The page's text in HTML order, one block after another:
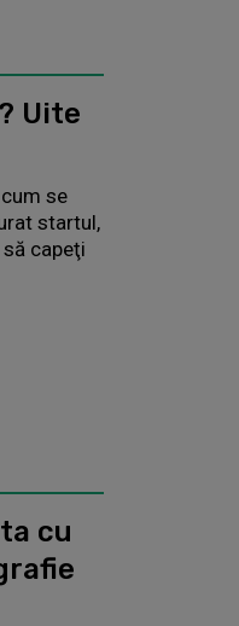
Uite
se
startul,
capeţi
cu